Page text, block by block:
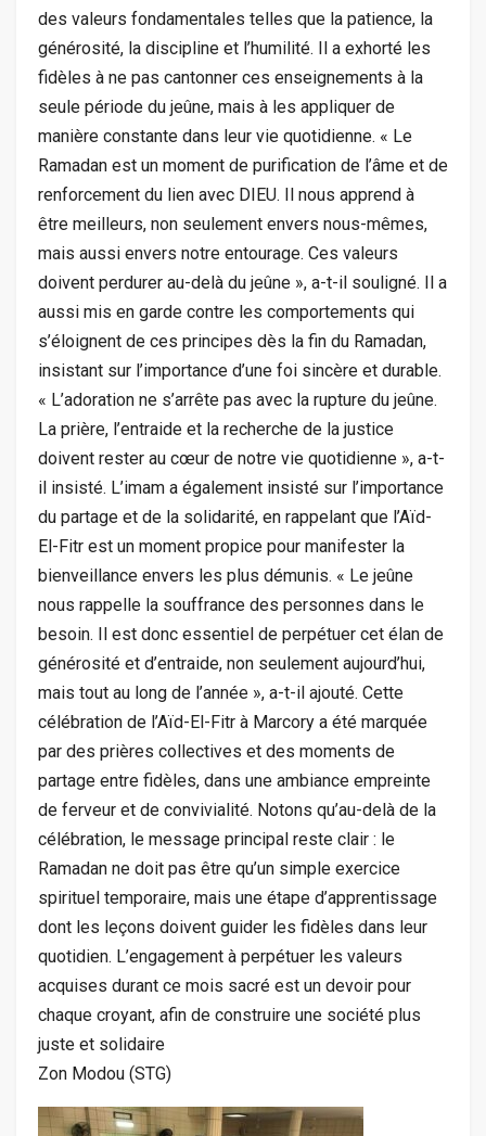
des valeurs fondamentales telles que la patience, la
générosité, la discipline et l’humilité. Il a exhorté les
fidèles à ne pas cantonner ces enseignements à la
seule période du jeûne, mais à les appliquer de
manière constante dans leur vie quotidienne. « Le
Ramadan est un moment de purification de l’âme et de
renforcement du lien avec DIEU. Il nous apprend à
être meilleurs, non seulement envers nous-mêmes,
mais aussi envers notre entourage. Ces valeurs
doivent perdurer au-delà du jeûne », a-t-il souligné. Il a
aussi mis en garde contre les comportements qui
s’éloignent de ces principes dès la fin du Ramadan,
insistant sur l’importance d’une foi sincère et durable.
« L’adoration ne s’arrête pas avec la rupture du jeûne.
La prière, l’entraide et la recherche de la justice
doivent rester au cœur de notre vie quotidienne », a-t-
il insisté. L’imam a également insisté sur l’importance
du partage et de la solidarité, en rappelant que l’Aïd-
El-Fitr est un moment propice pour manifester la
bienveillance envers les plus démunis. « Le jeûne
nous rappelle la souffrance des personnes dans le
besoin. Il est donc essentiel de perpétuer cet élan de
générosité et d’entraide, non seulement aujourd’hui,
mais tout au long de l’année », a-t-il ajouté. Cette
célébration de l’Aïd-El-Fitr à Marcory a été marquée
par des prières collectives et des moments de
partage entre fidèles, dans une ambiance empreinte
de ferveur et de convivialité. Notons qu’au-delà de la
célébration, le message principal reste clair : le
Ramadan ne doit pas être qu’un simple exercice
spirituel temporaire, mais une étape d’apprentissage
dont les leçons doivent guider les fidèles dans leur
quotidien. L’engagement à perpétuer les valeurs
acquises durant ce mois sacré est un devoir pour
chaque croyant, afin de construire une société plus
juste et solidaire
Zon Modou (STG)